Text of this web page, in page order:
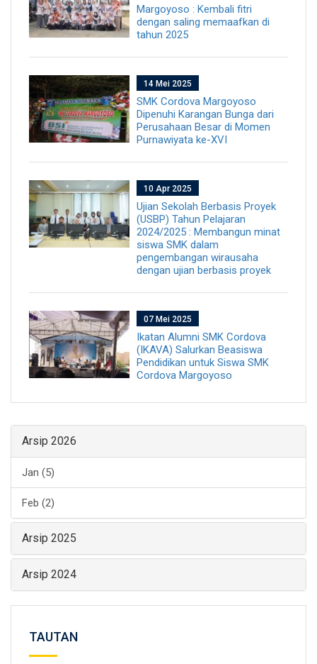
Margoyoso : Kembali fitri
dengan saling memaafkan di
tahun 2025
14 Mei 2025
SMK Cordova Margoyoso
Dipenuhi Karangan Bunga dari
Perusahaan Besar di Momen
Purnawiyata ke-XVI
10 Apr 2025
Ujian Sekolah Berbasis Proyek
(USBP) Tahun Pelajaran
2024/2025 : Membangun minat
siswa SMK dalam
pengembangan wirausaha
dengan ujian berbasis proyek
07 Mei 2025
Ikatan Alumni SMK Cordova
(IKAVA) Salurkan Beasiswa
Pendidikan untuk Siswa SMK
Cordova Margoyoso
Arsip 2026
Jan (5)
Feb (2)
Arsip 2025
Arsip 2024
TAUTAN